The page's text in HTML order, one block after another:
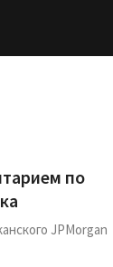
по
JPMorgan